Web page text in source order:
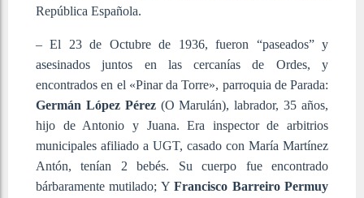
República Española.
– El 23 de Octubre de 1936, fueron “paseados” y
asesinados juntos en las cercanías de Ordes, y
encontrados en el «Pinar da Torre», parroquia de Parada:
Germán López Pérez(O Marulán), labrador, 35 años,
hijo de Antonio y Juana. Era inspector de arbitrios
municipales afiliado a UGT, casado con María Martínez
Antón, tenían 2 bebés. Su cuerpo fue encontrado
bárbaramente mutilado; YFrancisco Barreiro Permuy